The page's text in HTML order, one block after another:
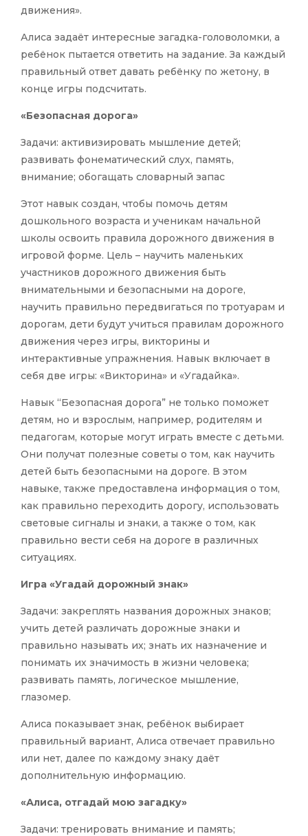
движения».
Алиса задаёт интересные загадка-головоломки, а
ребёнок пытается ответить на задание. За каждый
правильный ответ давать ребёнку по жетону, в
конце игры подсчитать.
«Безопасная дорога»
Задачи: активизировать мышление детей;
развивать фонематический слух, память,
внимание; обогащать словарный запас
Этот навык создан, чтобы помочь детям
дошкольного возраста и ученикам начальной
школы освоить правила дорожного движения в
игровой форме. Цель – научить маленьких
участников дорожного движения быть
внимательными и безопасными на дороге,
научить правильно передвигаться по тротуарам и
дорогам, дети будут учиться правилам дорожного
движения через игры, викторины и
интерактивные упражнения. Навык включает в
себя две игры: «Викторина» и «Угадайка».
Навык “Безопасная дорога” не только поможет
детям, но и взрослым, например, родителям и
педагогам, которые могут играть вместе с детьми.
Они получат полезные советы о том, как научить
детей быть безопасными на дороге. В этом
навыке, также предоставлена информация о том,
как правильно переходить дорогу, использовать
световые сигналы и знаки, а также о том, как
правильно вести себя на дороге в различных
ситуациях.
Игра «Угадай дорожный знак»
Задачи: закреплять названия дорожных знаков;
учить детей различать дорожные знаки и
правильно называть их; знать их назначение и
понимать их значимость в жизни человека;
развивать память, логическое мышление,
глазомер.
Алиса показывает знак, ребёнок выбирает
правильный вариант, Алиса отвечает правильно
или нет, далее по каждому знаку даёт
дополнительную информацию.
«Алиса, отгадай мою загадку»
Задачи: тренировать внимание и память;